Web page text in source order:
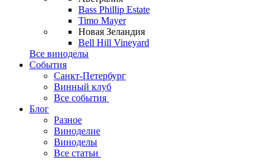
Bass Phillip Estate
Timo Mayer
Новая Зеландия
Bell Hill Vineyard
Все виноделы
События
Санкт-Петербург
Винный клуб
Все события
Блог
Разное
Виноделие
Виноделы
Все статьи